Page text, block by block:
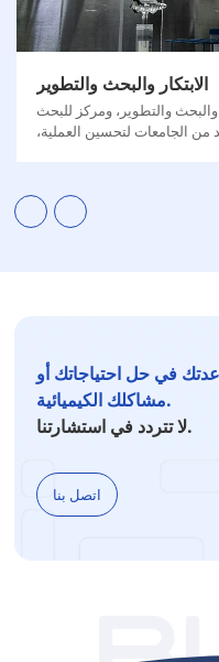
الابتكار والبحث والتطوير
والتطوير، ومركز للبحث
الجامعات لتحسين العملية،
في حل احتياجاتك أو
مشاكلك الكيميائية.
لا تتردد في استشارتنا.
اتصل بنا